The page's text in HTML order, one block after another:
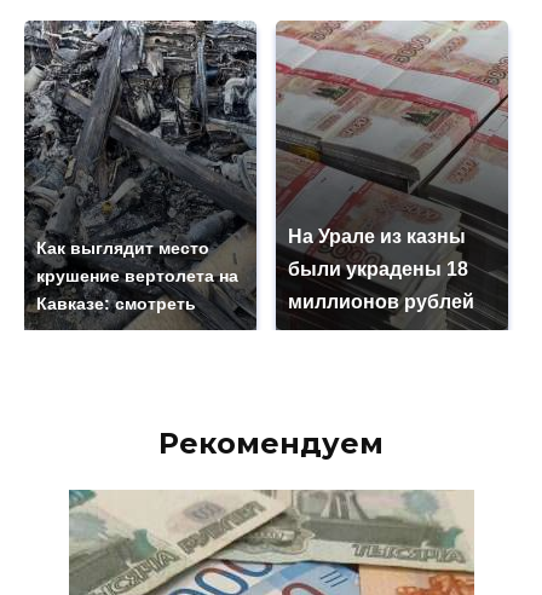
Как выглядит место
крушение вертолета на
Кавказе: смотреть
На Урале из казны
были украдены 18
миллионов рублей
Рекомендуем